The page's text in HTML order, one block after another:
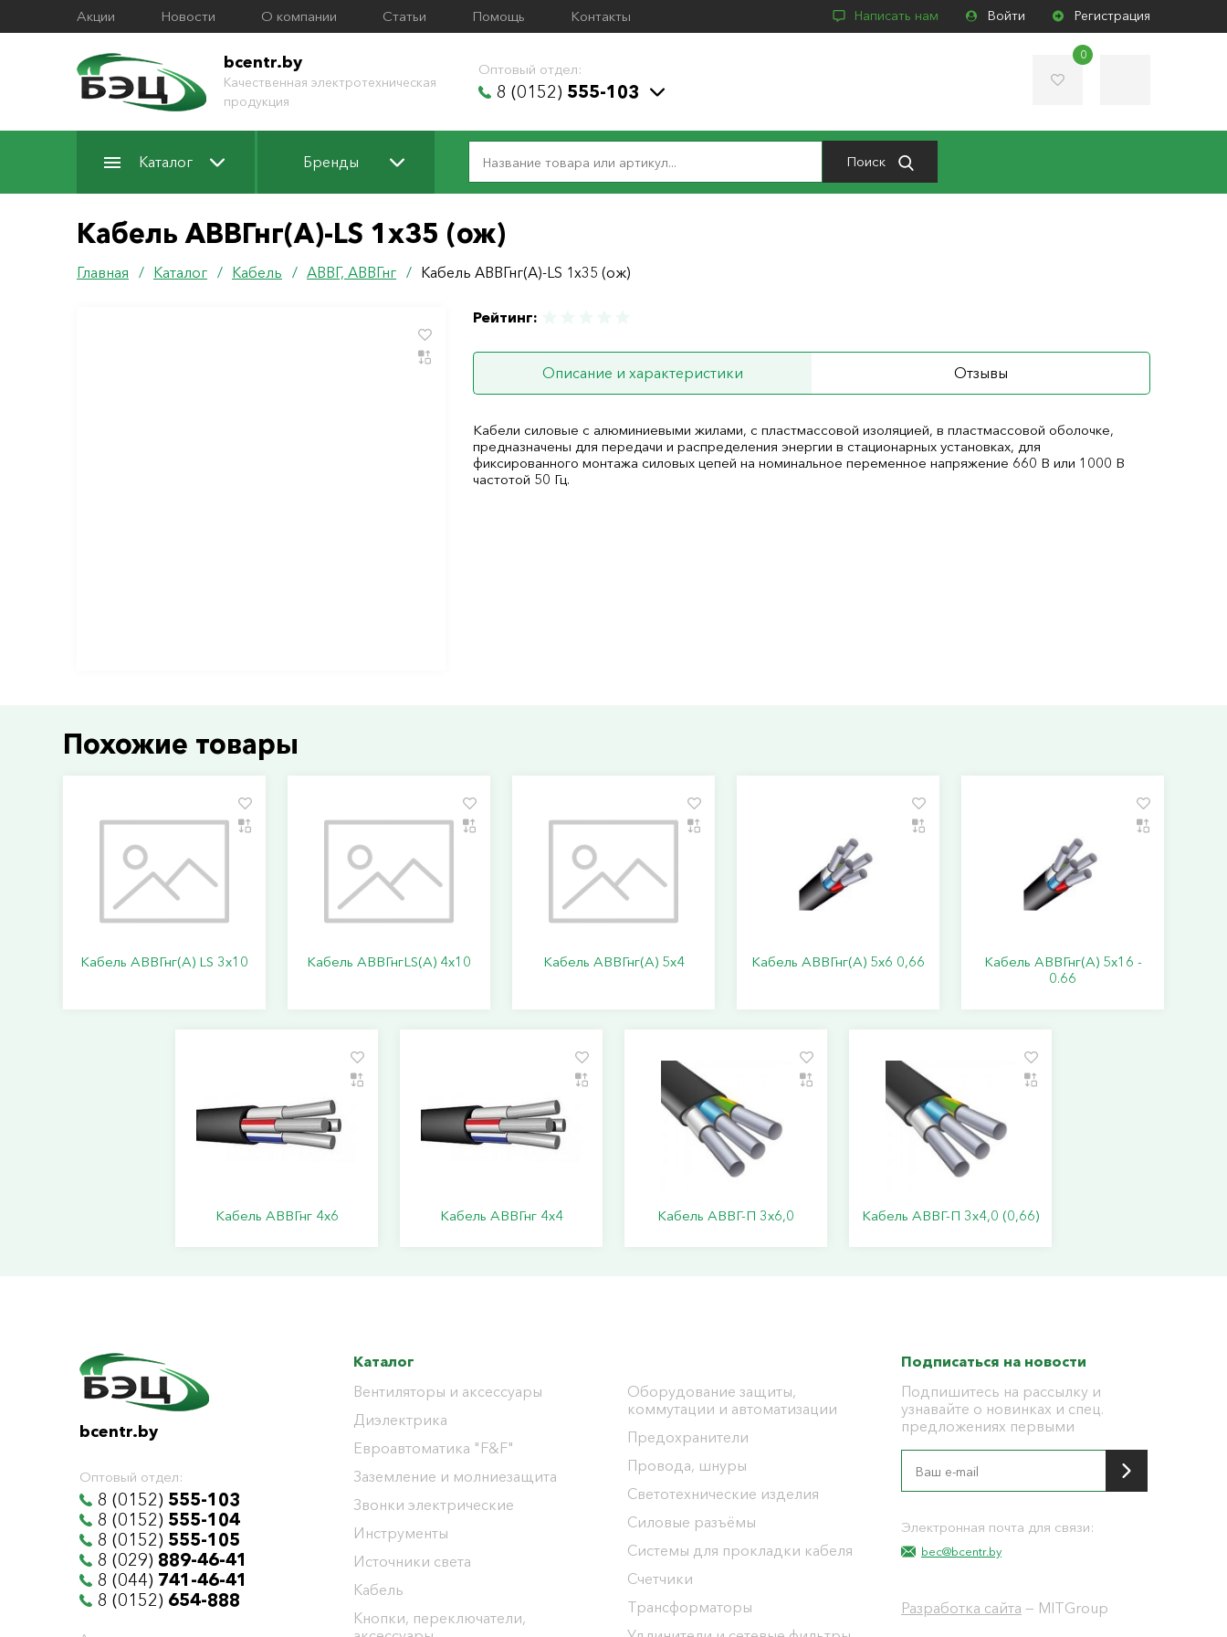
Акции Новости О компании Статьи Помощь Контакты Написать нам Войти Регистрация
bcentr.by
Качественная электротехническая
продукция
Оптовый отдел:
8 (0152) 555-103
0
Каталог Бренды Поиск
Кабель АВВГнг(А)-LS 1х35 (ож)
Главная / Каталог / Кабель / АВВГ, АВВГнг / Кабель АВВГнг(А)-LS 1х35 (ож)
Рейтинг:
Описание и характеристики Отзывы
Кабели силовые с алюминиевыми жилами, с пластмассовой изоляцией, в пластмассовой оболочке,
предназначены для передачи и распределения энергии в стационарных установках, для
фиксированного монтажа силовых цепей на номинальное переменное напряжение 660 В или 1000 В
частотой 50 Гц.
Похожие товары
Кабель АВВГнг(А) LS 3х10 Кабель АВВГнгLS(А) 4х10 Кабель АВВГнг(А) 5х4 Кабель АВВГнг(А) 5х6 0,66
Кабель АВВГнг(А) 5х16 -
0.66
Кабель АВВГнг 4х6 Кабель АВВГнг 4х4 Кабель АВВГ-П 3х6,0 Кабель АВВГ-П 3х4,0 (0,66)
bcentr.by
Оптовый отдел:
8 (0152) 555-103
8 (0152) 555-104
8 (0152) 555-105
8 (029) 889-46-41
8 (044) 741-46-41
8 (0152) 654-888
Каталог
Вентиляторы и аксессуары
Диэлектрика
Евроавтоматика "F&F"
Заземление и молниезащита
Звонки электрические
Инструменты
Источники света
Кабель
Кнопки, переключатели,
Оборудование защиты,
коммутации и автоматизации
Предохранители
Провода, шнуры
Светотехнические изделия
Силовые разъёмы
Системы для прокладки кабеля
Счетчики
Трансформаторы
Подписаться на новости
Подпишитесь на рассылку и
узнавайте о новинках и спец.
предложениях первыми
Электронная почта для связи:
bec@bcentr.by
Разработка сайта — MITGroup